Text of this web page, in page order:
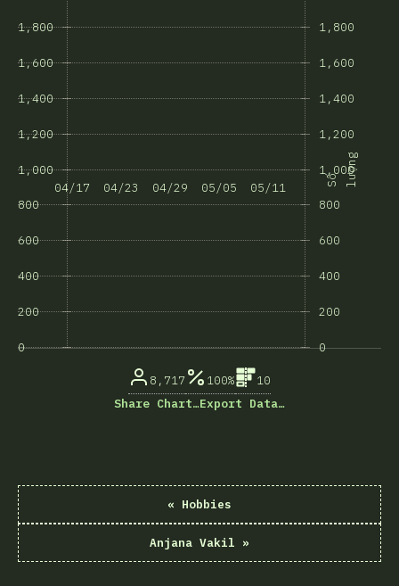
0
200
400
600
800
1,000
1,200
1,400
1,600
1,800
04/17 04/23 04/29 05/05 05/11
0
200
400
600
800
1,000
1,200
1,400
1,600
1,800
S
ố
l
ư
ợ
n g
8,717 100%
10
Share Chart…Export Data…
« Hobbies
Anjana Vakil »